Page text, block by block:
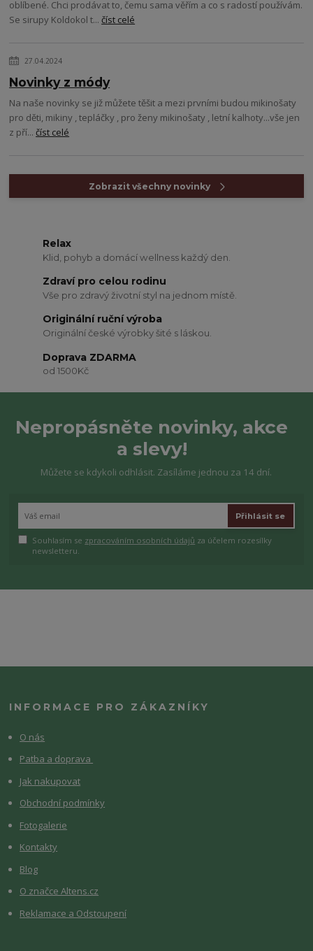
oblíbené. Chci prodávat to, čemu sama věřím a co s radostí používám.
Se sirupy Koldokol t...číst celé
27.04.2024
Novinky z módy
Na naše novinky se již můžete těšit a mezi prvními budou mikinošaty
pro děti, mikiny , tepláčky , pro ženy mikinošaty , letní kalhoty...vše jen
z pří...číst celé
Zobrazit všechny novinky
Relax
Klid, pohyb a domácí wellness každý den.
Zdraví pro celou rodinu
Vše pro zdravý životní styl na jednom místě.
Originální ruční výroba
Originální české výrobky šité s láskou.
Doprava ZDARMA
od 1500Kč
Nepropásněte novinky, akce
a slevy!
Můžete se kdykoli odhlásit. Zasíláme jednou za 14 dní.
Přihlásit se
Souhlasím se zpracováním osobních údajů za účelem rozesílky
newsletteru.
INFORMACE PRO ZÁKAZNÍKY
O nás
Patba a doprava
Jak nakupovat
Obchodní podmínky
Fotogalerie
Kontakty
Blog
O značce Altens.cz
Reklamace a Odstoupení